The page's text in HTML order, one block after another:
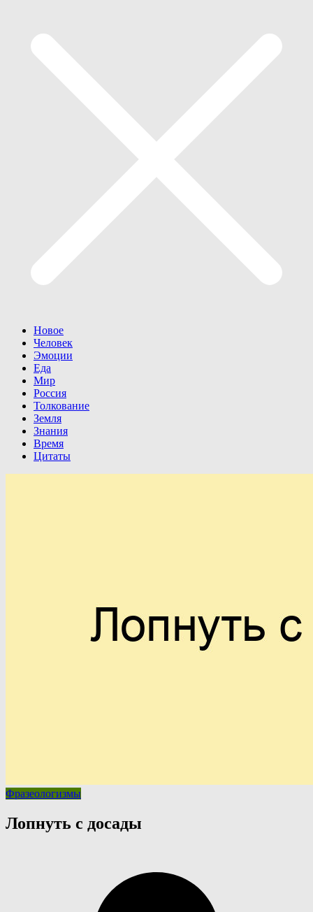
Новое
Человек
Эмоции
Еда
Мир
Россия
Толкование
Земля
Знания
Время
Цитаты
Фразеологизмы
Лопнуть с досады